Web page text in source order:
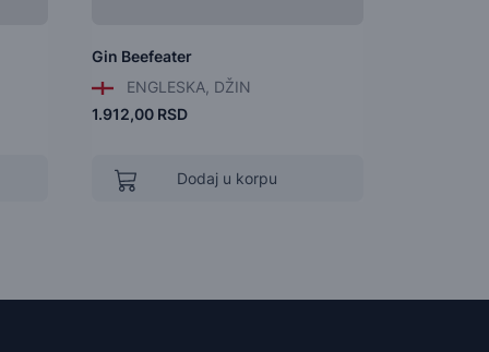
Gin Beefeater
ENGLESKA, DŽIN
1.912,00 RSD
Dodaj u korpu